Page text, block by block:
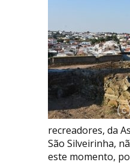
recreadores, da
São Silveirinha,
este momento,